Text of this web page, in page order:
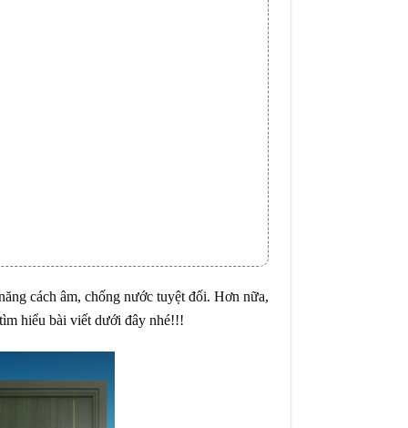
cách âm, chống nước tuyệt đối. Hơn nữa,
hiểu bài viết dưới đây nhé!!!